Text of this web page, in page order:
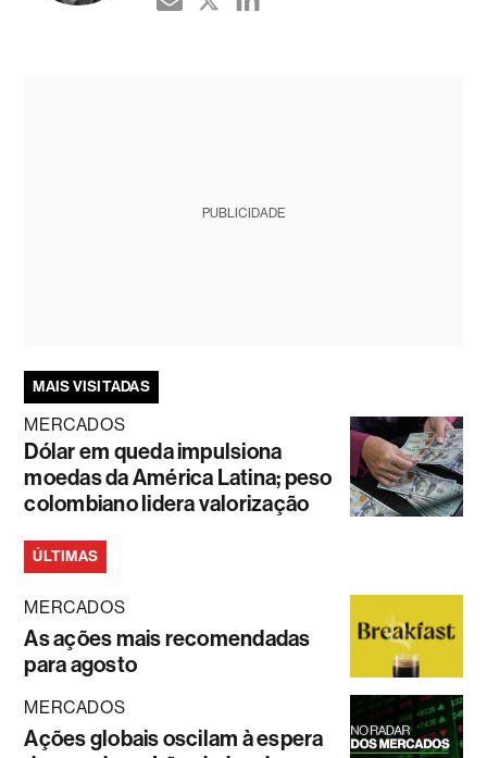
PUBLICIDADE
MAIS VISITADAS
MERCADOS
Dólar em queda impulsiona
moedas da América Latina; peso
colombiano lidera valorização
ÚLTIMAS
MERCADOS
As ações mais recomendadas
para agosto
MERCADOS
Ações globais oscilam à espera